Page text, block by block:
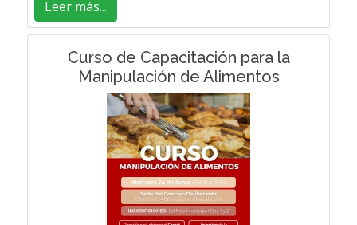
Leer más...
Curso de Capacitación para la
Manipulación de Alimentos